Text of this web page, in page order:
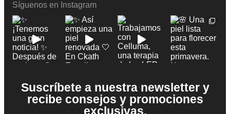
Síguenos en Instagram
Suscríbete a nuestra newsletter y
recibe consejos y promociones
exclusivas.